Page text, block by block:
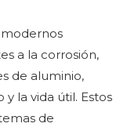
a la corrosión,
de aluminio,
la vida útil. Estos
de